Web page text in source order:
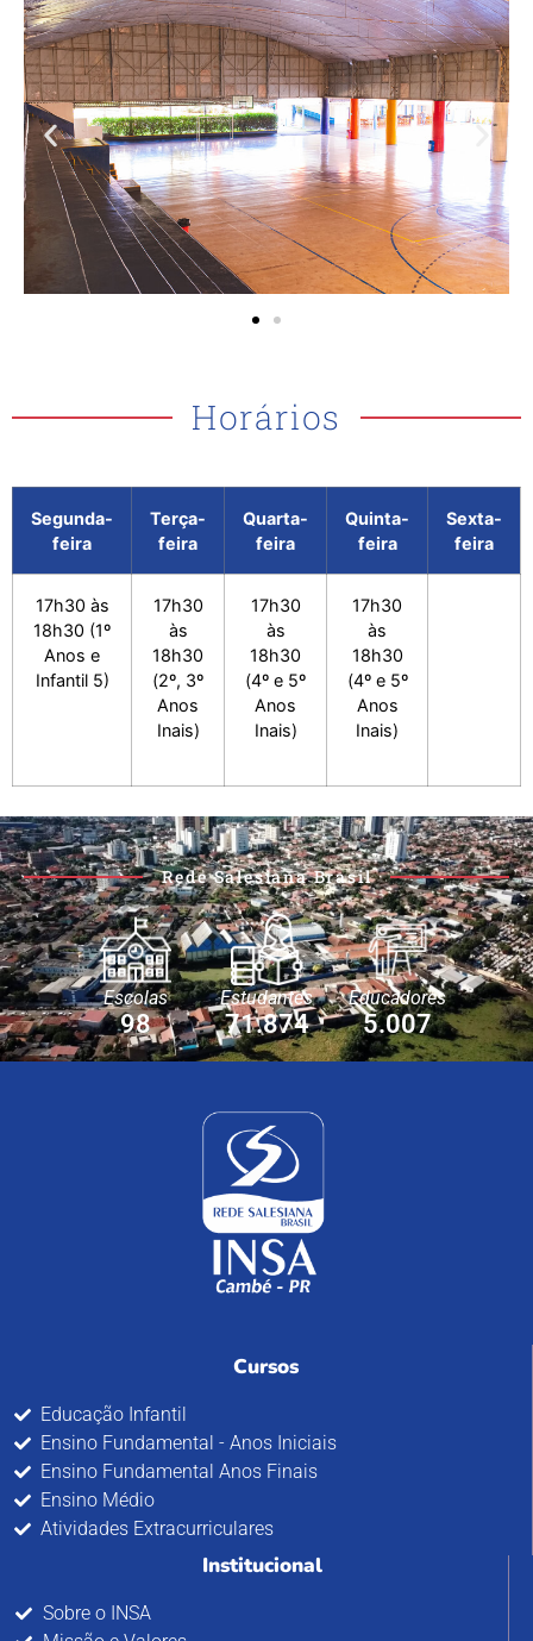
Horários
Segunda-
feira
Terça-
feira
Quarta-
feira
Quinta-
feira
Sexta-
feira
17h30 às
18h30 (1º
Anos e
Infantil 5)
17h30
às
18h30
(2º, 3º
Anos
Inais)
17h30
às
18h30
(4º e 5º
Anos
Inais)
17h30
às
18h30
(4º e 5º
Anos
Inais)
Rede Salesiana Brasil
Escolas
98
Estudantes
71.874
Educadores
5.007
Cursos
Educação Infantil
Ensino Fundamental - Anos Iniciais
Ensino Fundamental Anos Finais
Ensino Médio
Atividades Extracurriculares
Institucional
Sobre o INSA